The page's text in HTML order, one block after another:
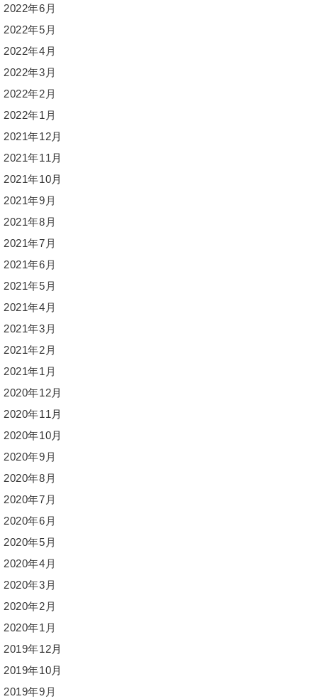
2022年6月
2022年5月
2022年4月
2022年3月
2022年2月
2022年1月
2021年12月
2021年11月
2021年10月
2021年9月
2021年8月
2021年7月
2021年6月
2021年5月
2021年4月
2021年3月
2021年2月
2021年1月
2020年12月
2020年11月
2020年10月
2020年9月
2020年8月
2020年7月
2020年6月
2020年5月
2020年4月
2020年3月
2020年2月
2020年1月
2019年12月
2019年10月
2019年9月